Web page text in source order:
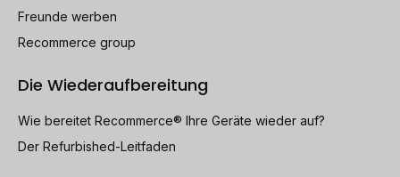
Freunde werben
Recommerce group
Die Wiederaufbereitung
Wie bereitet Recommerce® Ihre Geräte wieder auf?
Der Refurbished-Leitfaden